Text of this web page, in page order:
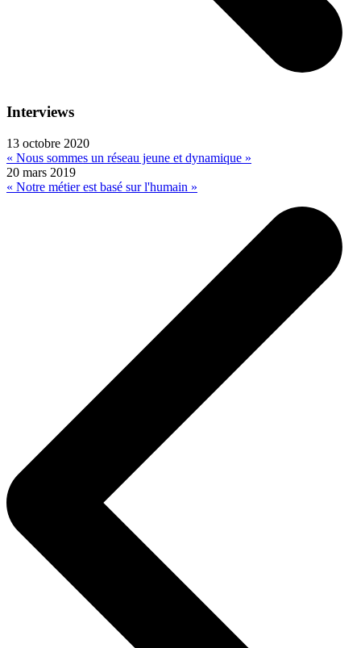
Interviews
13 octobre 2020
« Nous sommes un réseau jeune et dynamique »
20 mars 2019
« Notre métier est basé sur l'humain »